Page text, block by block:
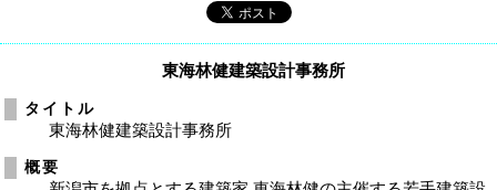
東海林健建築設計事務所
タイトル
東海林健建築設計事務所
概要